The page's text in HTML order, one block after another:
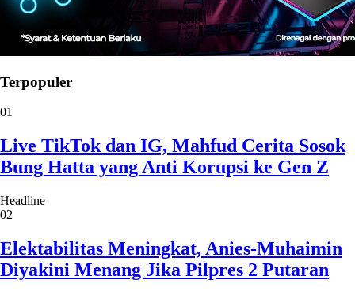
Terpopuler
01
Live TikTok dan IG, Mahfud Cerita Sosok
Bung Hatta yang Anti Korupsi ke Gen Z
Headline
02
Elektabilitas Meningkat, Anies-Muhaimin
Diyakini Menang Jika Pilpres 2 Putaran